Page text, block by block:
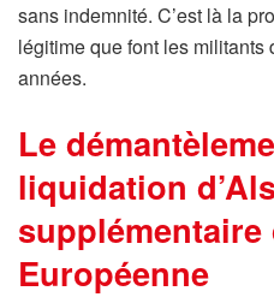
sans indemnité. C’est là la
légitime que font les
années.
Le
liquidation
supplémentaire
Européenne